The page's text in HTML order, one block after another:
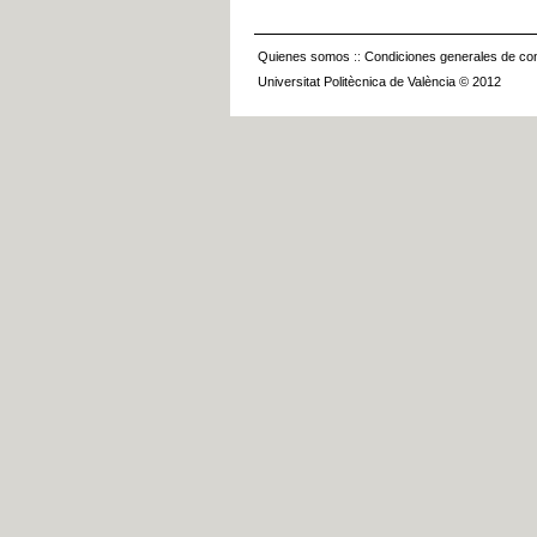
Quienes somos :: Condiciones generales de
Universitat Politècnica de València © 2012